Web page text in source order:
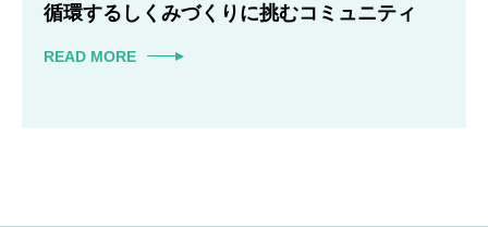
循環するしくみづくりに挑むコミュニティ
READ MORE